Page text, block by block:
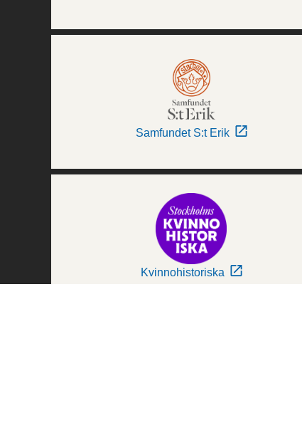
Samfundet S:t Erik
Kvinnohistoriska